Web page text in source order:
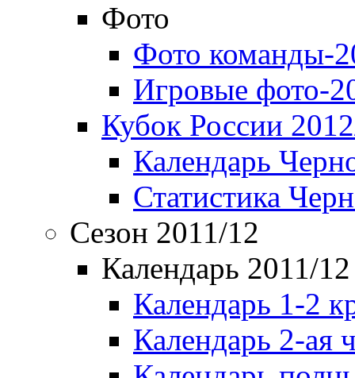
Фото
Фото команды-
Игровые фото-
Кубок России
Календарь
Статистика
Сезон 2011/12
Календарь 2011/12
Календарь 1-2
Календарь 2-ая